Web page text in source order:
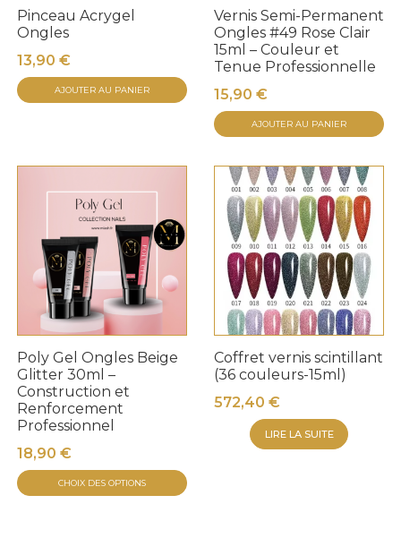
Pinceau Acrygel
Ongles
13,90 €
AJOUTER AU PANIER
Vernis Semi-Permanent
Ongles #49 Rose Clair
15ml – Couleur et
Tenue Professionnelle
15,90 €
AJOUTER AU PANIER
Poly Gel Ongles Beige
Glitter 30ml –
Construction et
Renforcement
Professionnel
18,90 €
CHOIX DES OPTIONS
Ce
Coffret vernis scintillant
(36 couleurs-15ml)
572,40 €
LIRE LA SUITE